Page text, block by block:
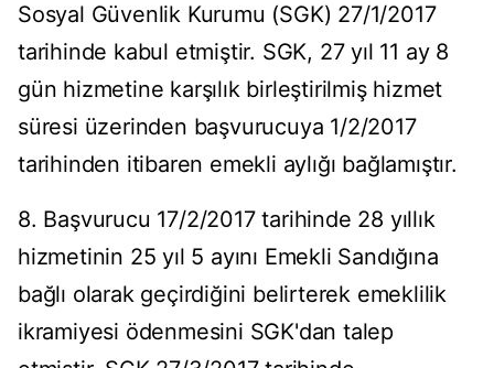
Sosyal Güvenlik Kurumu (SGK) 27/1/2017
tarihinde kabul etmiştir. SGK, 27 yıl 11 ay 8
gün hizmetine karşılık birleştirilmiş hizmet
süresi üzerinden başvurucuya 1/2/2017
tarihinden itibaren emekli aylığı bağlamıştır.
8. Başvurucu 17/2/2017 tarihinde 28 yıllık
hizmetinin 25 yıl 5 ayını Emekli Sandığına
bağlı olarak geçirdiğini belirterek emeklilik
ikramiyesi ödenmesini SGK'dan talep